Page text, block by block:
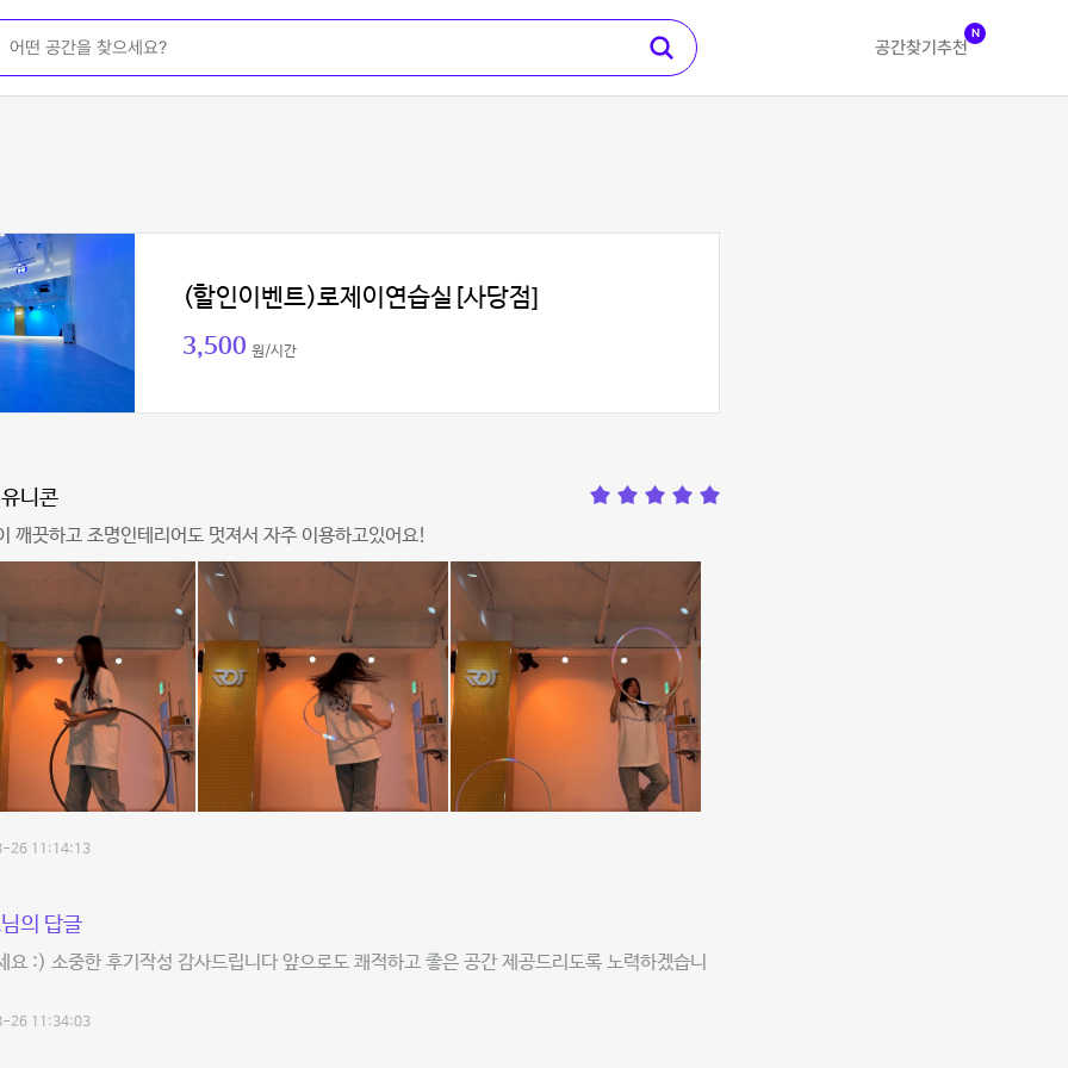
공간찾기 추천
N
(할인이벤트)로제이연습실[사당점]
3,500 원/시간
니콘
깨끗하고 조명인테리어도 멋져서 자주 이용하고있어요!
26 11:14:13
의 답글
요 :) 소중한 후기작성 감사드립니다 앞으로도 쾌적하고 좋은 공간 제공드리도록 노력하겠습니
26 11:34:03